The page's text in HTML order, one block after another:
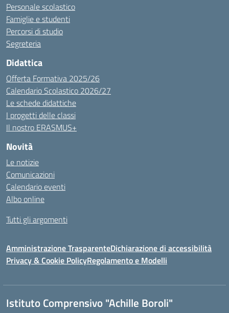
Personale scolastico
Famiglie e studenti
Percorsi di studio
Segreteria
Didattica
Offerta Formativa 2025/26
Calendario Scolastico 2026/27
Le schede didattiche
I progetti delle classi
Il nostro ERASMUS+
Novità
Le notizie
Comunicazioni
Calendario eventi
Albo online
Tutti gli argomenti
Amministrazione TrasparenteDichiarazione di accessibilità
Privacy & Cookie PolicyRegolamento e Modelli
Istituto Comprensivo "Achille Boroli"